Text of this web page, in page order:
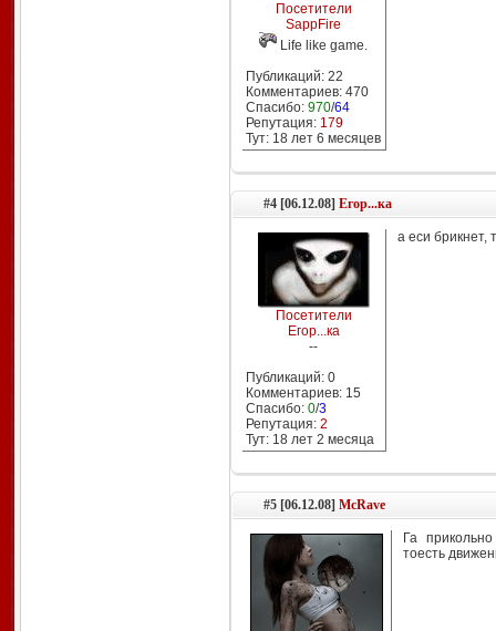
Посетители
SappFire
Life like game.
Публикаций: 22
Комментариев: 470
Спасибо: 970/64
Репутация: 179
Тут: 18 лет 6 месяцев
#4 [06.12.08] Егор...ка
Посетители
Егор...ка
--
Публикаций: 0
Комментариев: 15
Спасибо: 0/3
Репутация: 2
Тут: 18 лет 2 месяцa
а еси брикнет,
#5 [06.12.08] McRave
Га
тоесть